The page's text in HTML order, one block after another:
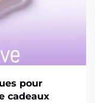
pour
cadeaux